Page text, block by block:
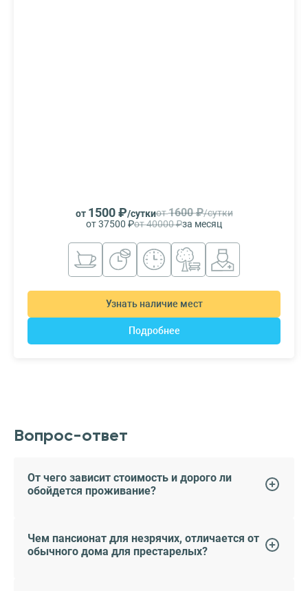
от 1500 ₽/суткиот1600 ₽/сутки
от 37500 ₽от 40000 ₽за месяц
Узнать наличие мест
Подробнее
Вопрос-ответ
От чего зависит стоимость и дорого ли
обойдется проживание?
Чем пансионат для незрячих, отличается от
обычного дома для престарелых?